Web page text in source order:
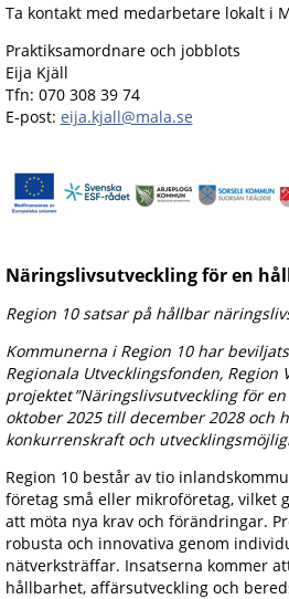
Ta kontakt med medarbetare lokalt i
Praktiksamordnare och jobblots
Eija Kjäll
Tfn: 070 308 39 74
E-post: eija.kjall@mala.se
Näringslivsutveckling för en
Region 10 satsar på hållbar
Kommunerna i Region 10 har
Regionala Utvecklingsfonden,
projektet ”Näringslivsutveckling för
oktober 2025 till december 2028 och
konkurrenskraft och
Region 10 består av tio
företag små eller mikroföretag, vilket
att möta nya krav och förändringar.
robusta och innovativa genom
nätverksträffar. Insatserna kommer
hållbarhet, affärsutveckling och